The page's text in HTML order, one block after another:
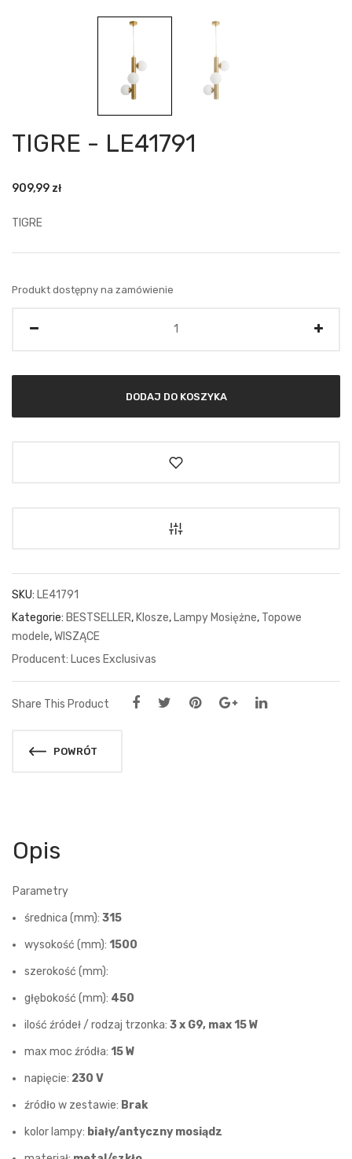
TIGRE - LE41791
909,99 zł
TIGRE
Produkt dostępny na zamówienie
DODAJ DO KOSZYKA
SKU: LE41791
Kategorie: BESTSELLER, Klosze, Lampy Mosiężne, Topowe
modele,WISZĄCE
Luces Exclusivas
Share This Product
POWRÓT
Opis
Parametry
średnica (mm): 315
wysokość (mm): 1500
szerokość (mm):
głębokość (mm): 450
ilość źródeł / rodzaj trzonka: 3 x G9, max 15 W
max moc źródła: 15 W
napięcie: 230 V
źródło w zestawie: Brak
kolor lampy: biały/antyczny mosiądz